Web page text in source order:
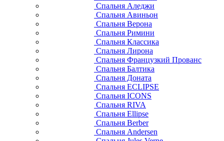
Спальня Аледжи
Спальня Авиньон
Спальня Верона
Спальня Римини
Спальня Классика
Спальня Лирона
Спальня Французкий Прованс
Спальня Балтика
Спальня Доната
Спальня ECLIPSE
Спальня ICONS
Спальня RIVA
Спальня Ellipse
Спальня Berber
Спальня Andersen